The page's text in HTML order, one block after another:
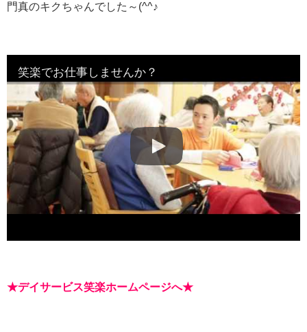
門真のキクちゃんでした～(^^♪
笑楽でお仕事しませんか？
★デイサービス笑楽ホームページへ★